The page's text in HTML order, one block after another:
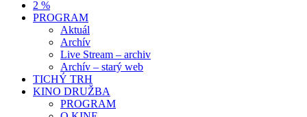
2 %
PROGRAM
Aktuál
Archív
Live Stream – archiv
Archív – starý web
TICHÝ TRH
KINO DRUŽBA
PROGRAM